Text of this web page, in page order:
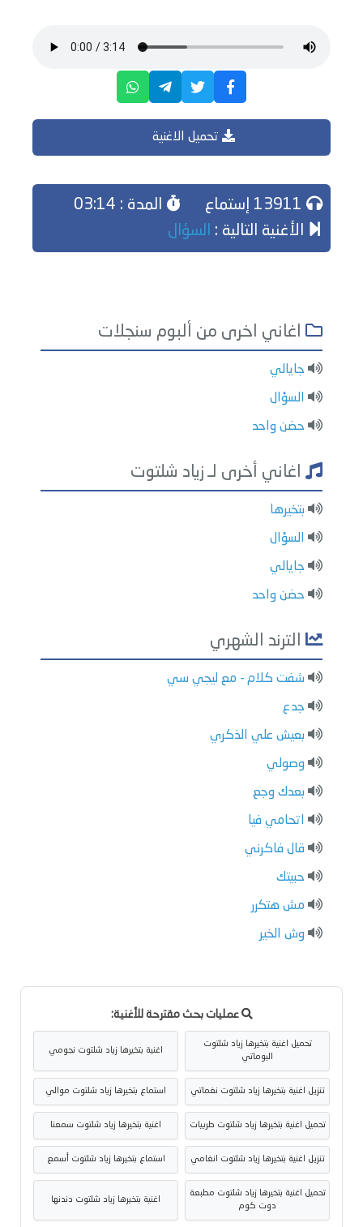
تحميل الاغنية
المدة : 03:14
الأغنية التالية : السؤال
اغاني اخرى من ألبوم سنجلات
جايالي
السؤال
حضن واحد
اغاني أخرى لـ زياد شلتوت
بتخيرها
السؤال
جايالي
حضن واحد
الترند الشهري
شفت كلام - مع ليجي سي
جدع
بعيش علي الذكري
وصولي
بعدك وجع
اتحامي فيا
قال فاكرني
حبيتك
مش هتكرر
وش الخير
عمليات بحث مقترحة للأغنية:
تحميل اغنية بتخيرها زياد شلتوت
البوماتي
اغنية بتخيرها زياد شلتوت نجومي
تنزيل اغنية بتخيرها زياد شلتوت نغماتي استماع بتخيرها زياد شلتوت موالي
تحميل اغنية بتخيرها زياد شلتوت طربيات اغنية بتخيرها زياد شلتوت سمعنا
تنزيل اغنية بتخيرها زياد شلتوت انغامي استماع بتخيرها زياد شلتوت أسمع
تحميل اغنية بتخيرها زياد شلتوت مطبعة
دوت كوم
اغنية بتخيرها زياد شلتوت دندنها